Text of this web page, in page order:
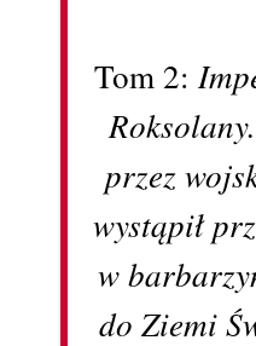
Tom 2:
przez
wystąpił
w
do Ziemi